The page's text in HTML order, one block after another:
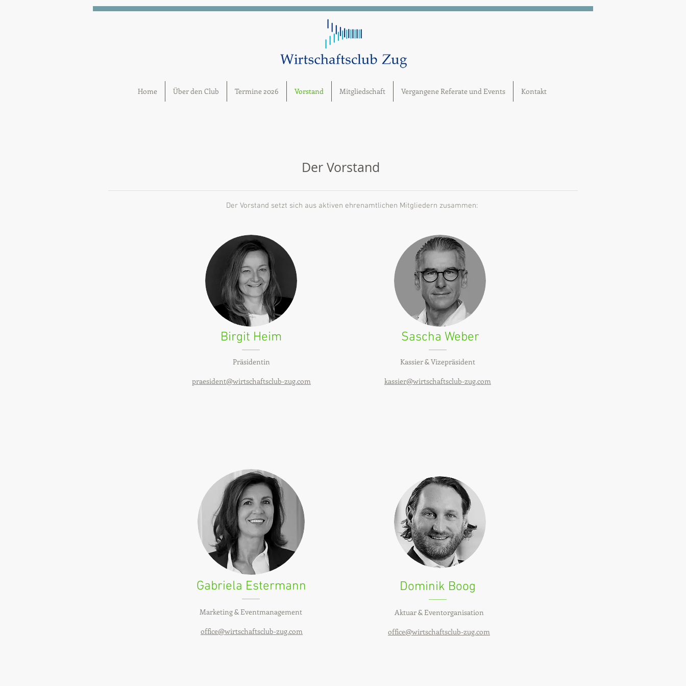
Home Über den Club Termine 2026 Vorstand Mitgliedschaft Vergangene Referate und Events Kontakt
Der Vorstand
Der Vorstand setzt sich aus aktiven ehrenamtlichen Mitgliedern zusammen:
Birgit Heim
Präsidentin
​praesident@wirtschaftsclub-zug.com
Sascha Weber
Kassier & Vizepräsident
​kassier@wirtschaftsclub-zug.com
Gabriela Estermann
Marketing & Eventmanagement
office@wirtschaftsclub-zug.co​m
Dominik Boog
Aktuar & Eventorganisation
office@wirtschaftsclub-zug.com